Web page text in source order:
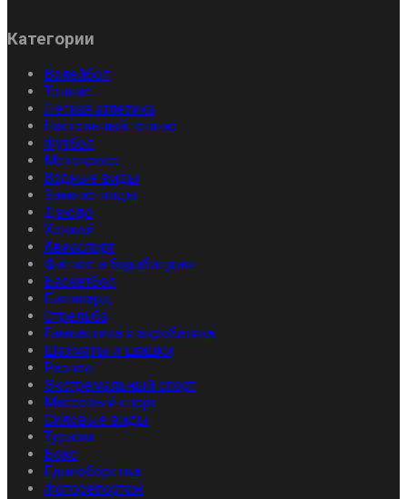
Категории
Волейбол
Теннис
Легкая атлетика
Настольный теннис
Футбол
Мотокросс
Водные виды
Зимние виды
Дзюдо
Хоккей
Авиаспорт
Фитнес и бодибилдинг
Баскетбол
Биллиард
Стрельба
Гимнастика и акробатика
Шахматы и шашки
Разное
Экстремальный спорт
Массовый спорт
Силовые виды
Туризм
Бокс
Единоборства
Фоторепортаж